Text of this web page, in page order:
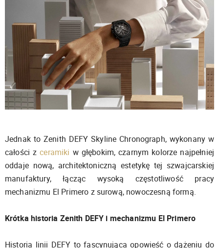
Jednak to Zenith DEFY Skyline Chronograph, wykonany w
całości zceramiki w głębokim, czarnym kolorze najpełniej
oddaje nową, architektoniczną estetykę tej szwajcarskiej
manufaktury, łącząc wysoką częstotliwość pracy
mechanizmu El Primero z surową, nowoczesną formą.
Krótka historia Zenith DEFY i mechanizmu El Primero
Historia linii DEFY to fascynująca opowieść o dążeniu do